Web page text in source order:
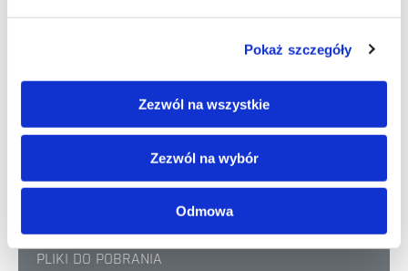
Pokaż szczegóły
Zezwól na wszystkie
Zezwól na wybór
Odmowa
urobku
możliwy do zastosowania na istniejące jastrychy
nadaje się do wylewania przy pomocy pompy
DANE TECHNICZNE
PLIKI DO POBRANIA